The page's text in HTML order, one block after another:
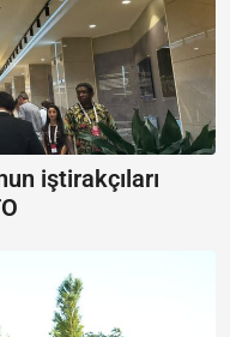
iştirakçıları